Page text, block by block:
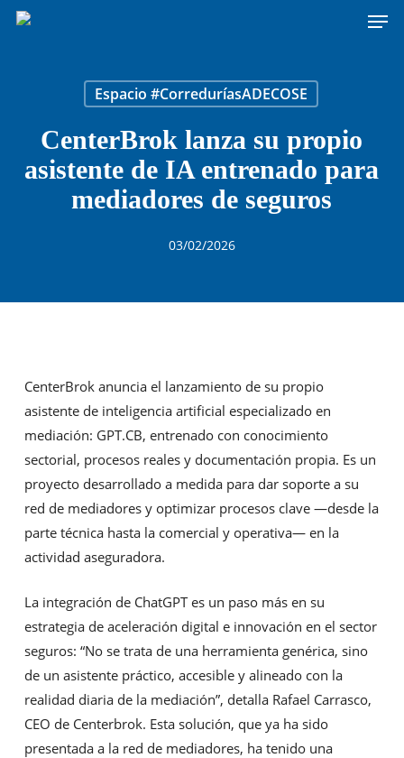
Skip
Espacio #CorreduríasADECOSE
CenterBrok lanza su propio
asistente de IA entrenado para
mediadores de seguros
03/02/2026
CenterBrok anuncia el lanzamiento de su propio
asistente de inteligencia artificial especializado en
mediación: GPT.CB, entrenado con conocimiento
sectorial, procesos reales y documentación propia. Es un
proyecto desarrollado a medida para dar soporte a su
red de mediadores y optimizar procesos clave —desde la
parte técnica hasta la comercial y operativa— en la
actividad aseguradora.
La integración de ChatGPT es un paso más en su
estrategia de aceleración digital e innovación en el sector
seguros: “No se trata de una herramienta genérica, sino
de un asistente práctico, accesible y alineado con la
realidad diaria de la mediación”, detalla Rafael Carrasco,
CEO de Centerbrok. Esta solución, que ya ha sido
presentada a la red de mediadores, ha tenido una